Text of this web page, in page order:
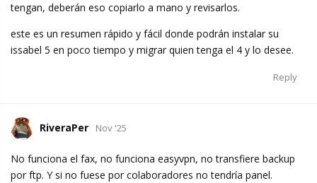
tengan, deberán eso copiarlo a mano y revisarlos.
este es un resumen rápido y fácil donde podrán instalar su
issabel 5 en poco tiempo y migrar quien tenga el 4 y lo desee.
Reply
RiveraPer Nov '25
No funciona el fax, no funciona easyvpn, no transfiere backup
por ftp. Y si no fuese por colaboradores no tendría panel.